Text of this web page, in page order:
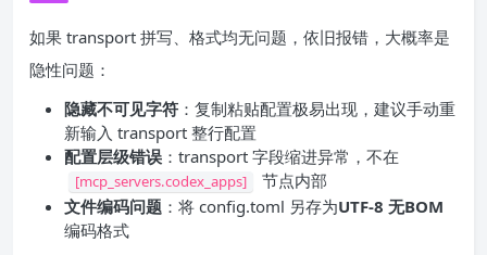
如果 transport 拼写、格式均无问题，依旧报错，大概率是
隐性问题：
隐藏不可见字符 ：复制粘贴配置极易出现，建议手动重
新输入 transport 整行配置
配置层级错误 ：transport 字段缩进异常，不在
[mcp_servers.codex_apps]
节点内部
文件编码问题 ：将 config.toml 另存为UTF-8 无BOM
编码格式